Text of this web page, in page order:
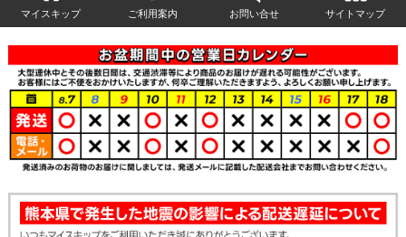
マイスキップ ご利用案内 お問い合せ サイトマップ